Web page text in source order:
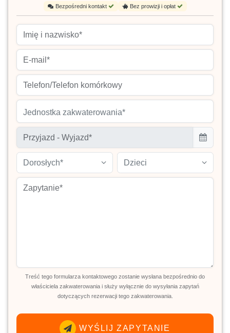
Bezpośredni kontakt Bez prowizji i opłat
Jednostka zakwaterowania*
Dorosłych* Dzieci
Treść tego formularza kontaktowego zostanie wysłana bezpośrednio do
właściciela zakwaterowania i służy wyłącznie do wysyłania zapytań
dotyczących rezerwacji tego zakwaterowania.
WYŚLIJ ZAPYTANIE